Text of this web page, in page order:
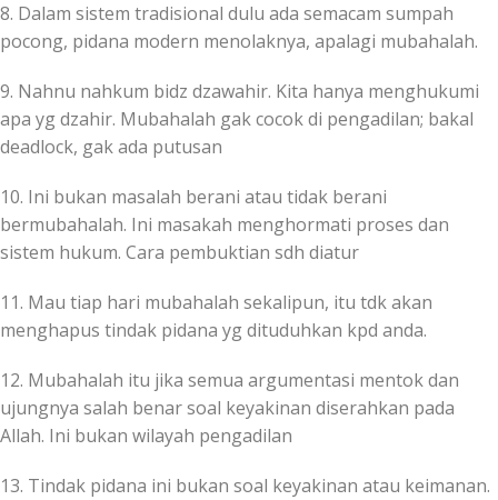
8. Dalam sistem tradisional dulu ada semacam sumpah
pocong, pidana modern menolaknya, apalagi mubahalah.
9. Nahnu nahkum bidz dzawahir. Kita hanya menghukumi
apa yg dzahir. Mubahalah gak cocok di pengadilan; bakal
deadlock, gak ada putusan
10. Ini bukan masalah berani atau tidak berani
bermubahalah. Ini masakah menghormati proses dan
sistem hukum. Cara pembuktian sdh diatur
11. Mau tiap hari mubahalah sekalipun, itu tdk akan
menghapus tindak pidana yg dituduhkan kpd anda.
12. Mubahalah itu jika semua argumentasi mentok dan
ujungnya salah benar soal keyakinan diserahkan pada
Allah. Ini bukan wilayah pengadilan
13. Tindak pidana ini bukan soal keyakinan atau keimanan.